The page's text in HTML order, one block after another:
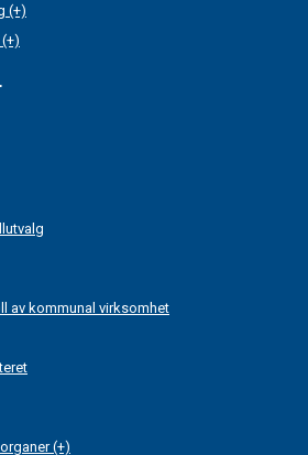
(+)
av kommunal virksomhet
(+)